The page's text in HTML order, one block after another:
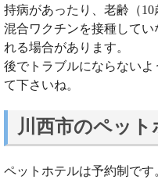
持病があったり、老齢（
混合ワクチンを接種して
れる場合があります。
後でトラブルにならない
て下さいね。
川西市のペッ
ペットホテルは予約制です